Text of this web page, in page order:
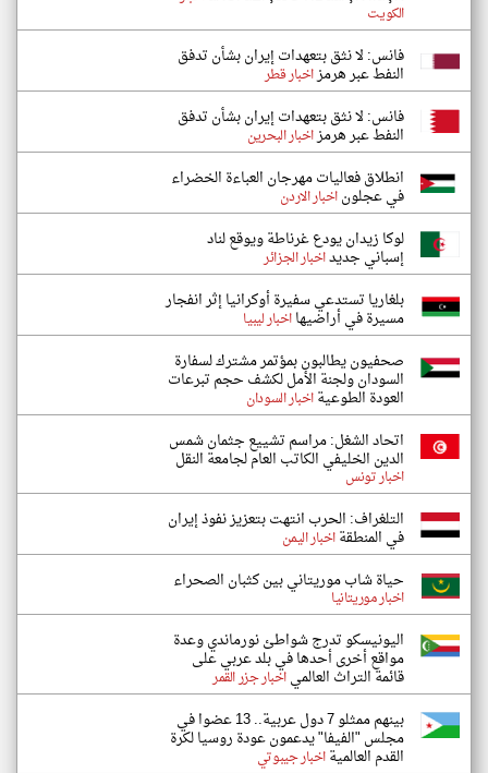
الكويت
فانس: لا نثق بتعهدات إيران بشأن تدفق
النفط عبر هرمزاخبار قطر
فانس: لا نثق بتعهدات إيران بشأن تدفق
النفط عبر هرمزاخبار البحرين
انطلاق فعاليات مهرجان العباءة الخضراء
في عجلوناخبار الاردن
لوكا زيدان يودع غرناطة ويوقع لناد
إسباني جديداخبار الجزائر
بلغاريا تستدعي سفيرة أوكرانيا إثر انفجار
مسيرة في أراضيهااخبار ليبيا
صحفيون يطالبون بمؤتمر مشترك لسفارة
السودان ولجنة الأمل لكشف حجم تبرعات
العودة الطوعيةاخبار السودان
اتحاد الشغل: مراسم تشييع جثمان شمس
الدين الخليفي الكاتب العام لجامعة النقل
اخبار تونس
التلغراف: الحرب انتهت بتعزيز نفوذ إيران
في المنطقةاخبار اليمن
حياة شاب موريتاني بين كثبان الصحراء
اخبار موريتانيا
اليونيسكو تدرج شواطئ نورماندي وعدة
مواقع أخرى أحدها في بلد عربي على
قائمة التراث العالمياخبار جزر القمر
بينهم ممثلو 7 دول عربية.. 13 عضوا في
مجلس "الفيفا" يدعمون عودة روسيا لكرة
القدم العالميةاخبار جيبوتي